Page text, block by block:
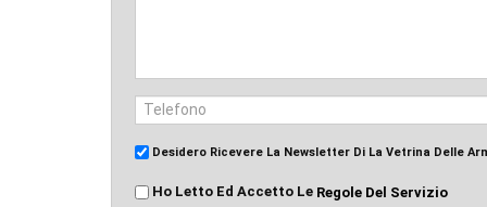
Desidero Ricevere La Newsletter Di La Vetrina Delle
Ho Letto Ed Accetto Le Regole Del Servizio